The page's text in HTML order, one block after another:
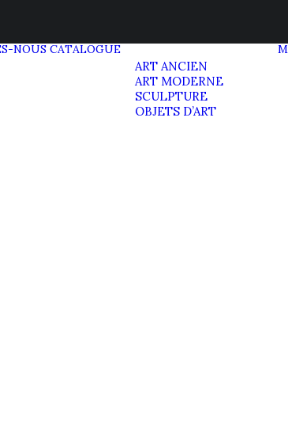
NOUS CATALOGUE
ART ANCIEN
ART MODERNE
SCULPTURE
OBJETS D’ART